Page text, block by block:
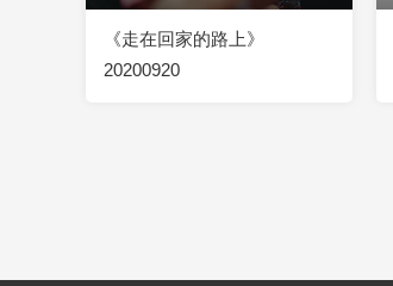
《走在回家的路上》
20200920